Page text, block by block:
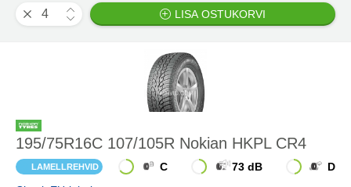
LISA OSTUKORVI
195/75R16C 107/105R Nokian HKPL CR4
LAMELLREHVID C 73 dB
D